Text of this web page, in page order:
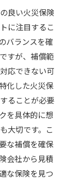
良い火災保険
に注目するこ
バランスを確
すが、補償範
応できない可
化した火災保
ることが必要
を具体的に想
大切です。こ
な補償を確保
会社から見積
な保険を見つ